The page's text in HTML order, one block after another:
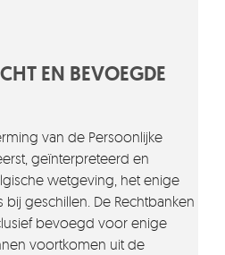
EN BEVOEGDE
van de Persoonlijke
geïnterpreteerd en
wetgeving, het enige
geschillen. De Rechtbanken
bevoegd voor enige
voortkomen uit de